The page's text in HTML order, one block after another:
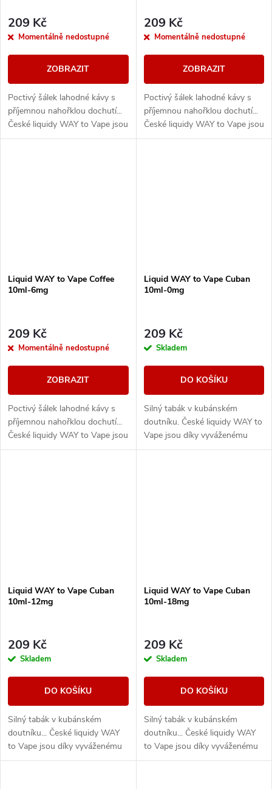
209 Kč
Momentálně nedostupné
ZOBRAZIT
Poctivý šálek lahodné kávy s
příjemnou nahořklou dochutí...
České liquidy WAY to Vape jsou
díky vyváženému poměru
209 Kč
Momentálně nedostupné
ZOBRAZIT
Poctivý šálek lahodné kávy s
příjemnou nahořklou dochutí...
České liquidy WAY to Vape jsou
díky vyváženému poměru
Liquid WAY to Vape Coffee
10ml-6mg
209 Kč
Momentálně nedostupné
ZOBRAZIT
Poctivý šálek lahodné kávy s
příjemnou nahořklou dochutí...
České liquidy WAY to Vape jsou
díky vyváženému poměru
Liquid WAY to Vape Cuban
10ml-0mg
209 Kč
Skladem
DO KOŠÍKU
Silný tabák v kubánském
doutníku. České liquidy WAY to
Vape jsou díky vyváženému
poměru složek 50PG/50VG
Liquid WAY to Vape Cuban
10ml-12mg
209 Kč
Skladem
DO KOŠÍKU
Silný tabák v kubánském
doutníku... České liquidy WAY
to Vape jsou díky vyváženému
poměru složek 50PG/50VG
Liquid WAY to Vape Cuban
10ml-18mg
209 Kč
Skladem
DO KOŠÍKU
Silný tabák v kubánském
doutníku... České liquidy WAY
to Vape jsou díky vyváženému
poměru složek 50PG/50VG